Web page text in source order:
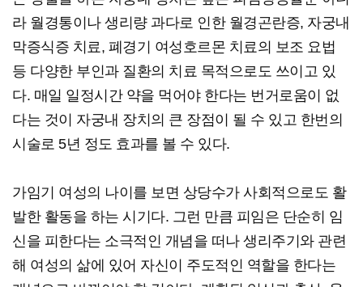
라 월경통이나 생리량 과다로 인한 월경곤란증, 자궁내
막증식증 치료, 폐경기 여성호르몬 치료의 보조 요법
등 다양한 부인과 질환의 치료 목적으로도 쓰이고 있
다. 매일 일정시간 약을 먹어야 한다는 번거로움이 없
다는 것이 자궁내 장치의 큰 장점이 될 수 있고 한번의
시술로 5년 정도 효과를 볼 수 있다.
가임기 여성의 나이를 보면 상당수가 사회적으로도 활
발한 활동을 하는 시기다. 그런 만큼 피임은 단순히 임
신을 피한다는 소극적인 개념을 떠나 생리주기와 관련
해 여성의 삶에 있어 자신이 주도적인 역할을 한다는